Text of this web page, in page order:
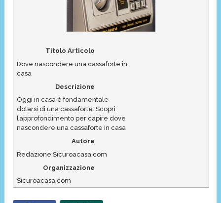
Titolo Articolo
Dove nascondere una cassaforte in
casa
Descrizione
Oggi in casa è fondamentale
dotarsi di una cassaforte. Scopri
l’approfondimento per capire dove
nascondere una cassaforte in casa
Autore
Redazione Sicuroacasa.com
Organizzazione
Sicuroacasa.com